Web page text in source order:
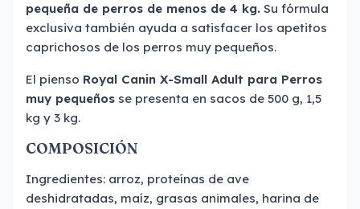
pequeña de perros de menos de 4 kg. Su fórmula
exclusiva también ayuda a satisfacer los apetitos
caprichosos de los perros muy pequeños.
El pienso Royal Canin X-Small Adult para Perros
muy pequeños se presenta en sacos de 500 g, 1,5
kg y 3 kg.
COMPOSICIÓN
Ingredientes: arroz, proteínas de ave
deshidratadas, maíz, grasas animales, harina de